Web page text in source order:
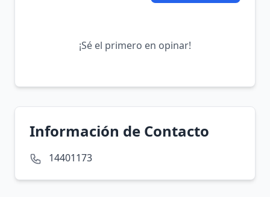
¡Sé el primero en opinar!
Información de Contacto
14401173